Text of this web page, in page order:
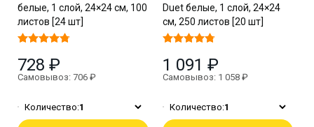
белые, 1 слой, 24×24 см, 100
листов [24 шт]
728 ₽
Самовывоз: 706 ₽
Количество:1
Duet белые, 1 слой, 24×24
см, 250 листов [20 шт]
1 091 ₽
Самовывоз: 1 058 ₽
Количество:1